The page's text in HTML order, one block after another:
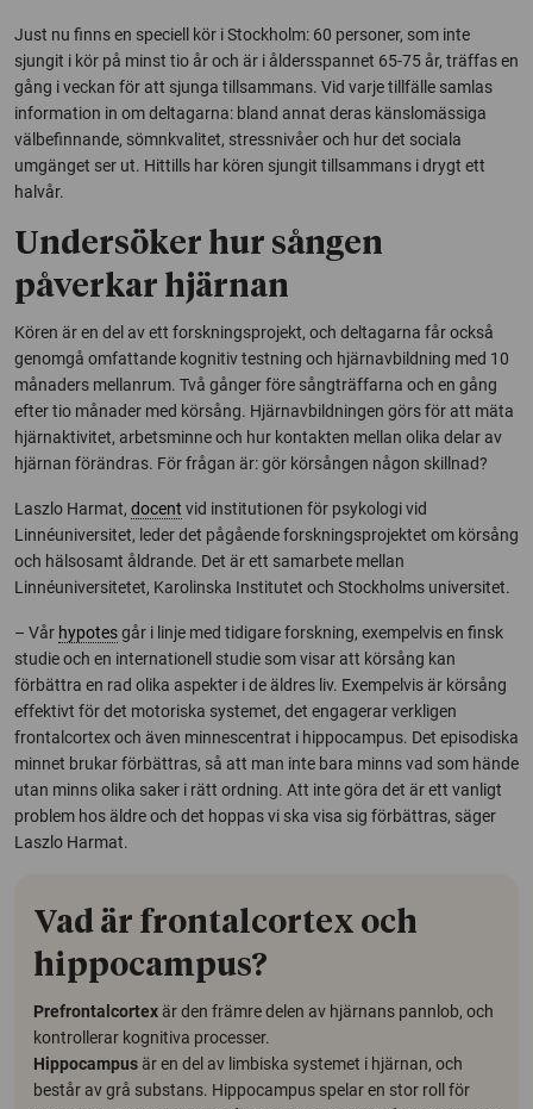
Just nu finns en speciell kör i Stockholm: 60 personer, som inte
sjungit i kör på minst tio år och är i åldersspannet 65-75 år, träffas en
gång i veckan för att sjunga tillsammans. Vid varje tillfälle samlas
information in om deltagarna: bland annat deras känslomässiga
välbefinnande, sömnkvalitet, stressnivåer och hur det sociala
umgänget ser ut. Hittills har kören sjungit tillsammans i drygt ett
halvår.
Undersöker hur sången
påverkar hjärnan
Kören är en del av ett forskningsprojekt, och deltagarna får också
genomgå omfattande kognitiv testning och hjärnavbildning med 10
månaders mellanrum. Två gånger före sångträffarna och en gång
efter tio månader med körsång. Hjärnavbildningen görs för att mäta
hjärnaktivitet, arbetsminne och hur kontakten mellan olika delar av
hjärnan förändras. För frågan är: gör körsången någon skillnad?
Laszlo Harmat, docent vid institutionen för psykologi vid
Linnéuniversitet, leder det pågående forskningsprojektet om körsång
och hälsosamt åldrande. Det är ett samarbete mellan
Linnéuniversitetet, Karolinska Institutet och Stockholms universitet.
– Vår hypotesgår i linje med tidigare forskning, exempelvis en finsk
studie och en internationell studie som visar att körsång kan
förbättra en rad olika aspekter i de äldres liv. Exempelvis är körsång
effektivt för det motoriska systemet, det engagerar verkligen
frontalcortex och även minnescentrat i hippocampus. Det episodiska
minnet brukar förbättras, så att man inte bara minns vad som hände
utan minns olika saker i rätt ordning. Att inte göra det är ett vanligt
problem hos äldre och det hoppas vi ska visa sig förbättras, säger
Laszlo Harmat.
Vad är frontalcortex och
hippocampus?
Prefrontalcortexär den främre delen av hjärnans pannlob, och
kontrollerar kognitiva processer.
Hippocampusär en del av limbiska systemet i hjärnan, och
består av grå substans. Hippocampus spelar en stor roll för